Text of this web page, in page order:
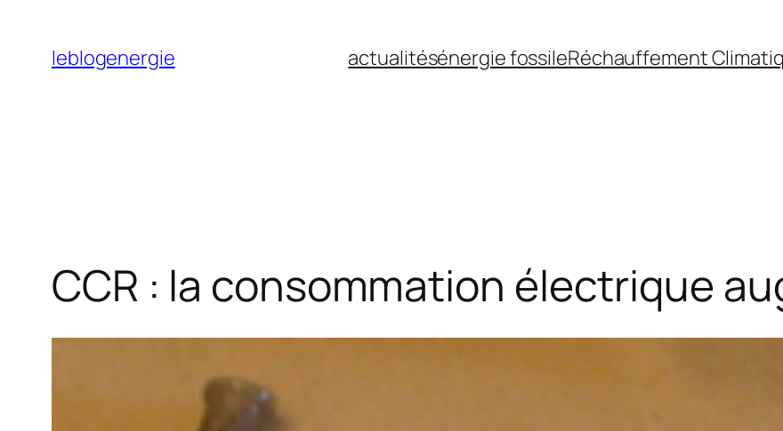
contenu
leblogenergie actualitésénergie fossileRéchauffement
CCR : la consommation électrique